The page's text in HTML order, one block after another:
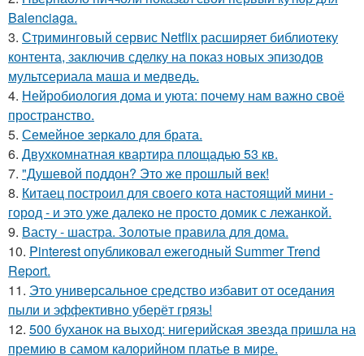
Balenciaga.
3. Стриминговый сервис Netflix расширяет библиотеку
контента, заключив сделку на показ новых эпизодов
мультсериала маша и медведь.
4. Нейробиология дома и уюта: почему нам важно своё
пространство.
5. Семейное зеркало для брата.
6. Двухкомнатная квартира площадью 53 кв.
7. "Душевой поддон? Это же прошлый век!
8. Китаец построил для своего кота настоящий мини -
город - и это уже далеко не просто домик с лежанкой.
9. Васту - шастра. Золотые правила для дома.
10. Pinterest опубликовал ежегодный Summer Trend
Report.
11. Это универсальное средство избавит от оседания
пыли и эффективно уберёт грязь!
12. 500 буханок на выход: нигерийская звезда пришла на
премию в самом калорийном платье в мире.